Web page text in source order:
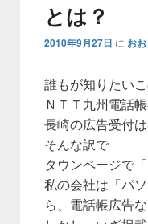
とは？
2010年9月27日 に お
誰もが知りたい
ＮＴＴ九州電話
長崎の広告受付
そんな訳で
タウンページで
私の会社は「パ
ら、電話帳広告